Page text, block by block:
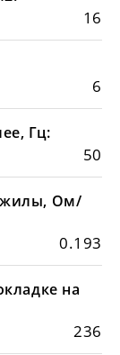
16
6
Гц:
50
жилы, Ом/
0.193
на
236